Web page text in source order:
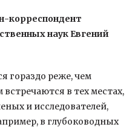
корреспондент
наук Евгений
гораздо реже, чем
в тех местах,
и исследователей,
в глубоководных